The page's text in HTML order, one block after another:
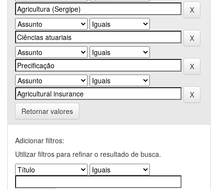
Retornar valores
Adicionar filtros:
Utilizar filtros para refinar o resultado de busca.